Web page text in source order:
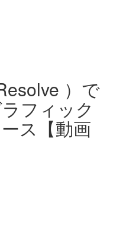
）で
フィック
ス【動画